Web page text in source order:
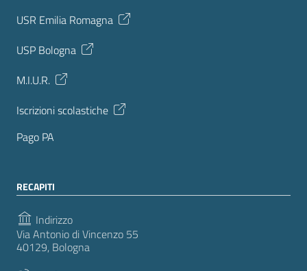
USR Emilia Romagna
USP Bologna
M.I.U.R.
Iscrizioni scolastiche
Pago PA
RECAPITI
Indirizzo
Via Antonio di Vincenzo 55
40129, Bologna